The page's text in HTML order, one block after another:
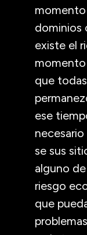
momento
dominios
existe el
momento
que
ese
se sus
alguno
riesgo
que